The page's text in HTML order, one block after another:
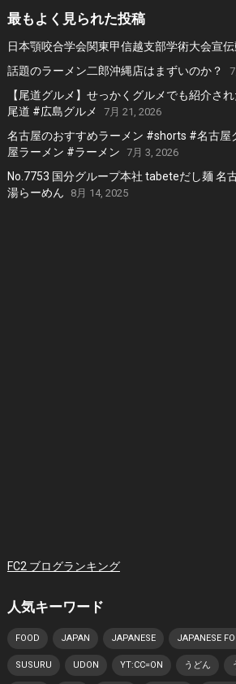
最もよく見られた投稿
日本顎咬合学会関東甲信越支部学術大会宣
話題のラーメン二郎沖縄店はまずいのか？
【尾道グルメ】せっかくグルメでも紹介さ
尾道 #広島グルメ
7月 21, 2026
名古屋のおすすめラーメン #shorts #名古
屋ラーメン #ラーメン 7月 3, 2026
No.7753 国分グループ本社 tabeteだし麺 名
湯らーめん
8月 14, 2025
FC2 ブログランキング
人気キーワード
FOOD JAPAN JAPANESE JAPANESE
SUSURU UDON YT:CC=ON うどん